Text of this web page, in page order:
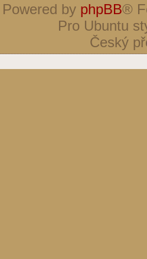
Powered by phpBB®
Pro Ubuntu
Český